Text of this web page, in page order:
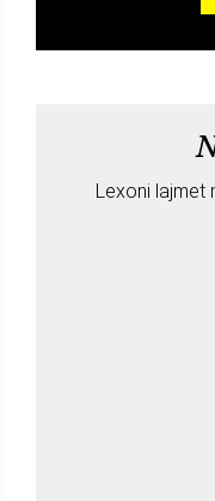
Lexoni lajmet